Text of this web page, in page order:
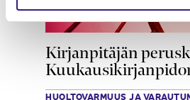
Kirjanpitäjän
HUOLTOVARMUUS JA